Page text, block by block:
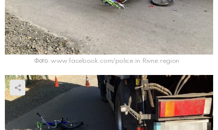
Фото: www.facebook.com/police.in.Rivne.region